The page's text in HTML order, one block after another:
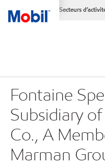
Secteurs
Fontaine
Subsidiary
Co., A
Marman